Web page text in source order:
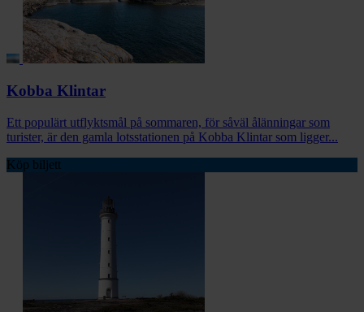
Kobba Klintar
Ett populärt utflyktsmål på sommaren, för såväl ålänningar som
turister, är den gamla lotsstationen på Kobba Klintar som ligger...
Köp biljett